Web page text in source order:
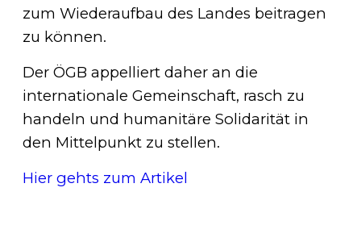
zum Wiederaufbau des Landes beitragen
zu können.
Der ÖGB appelliert daher an die
internationale Gemeinschaft, rasch zu
handeln und humanitäre Solidarität in
den Mittelpunkt zu stellen.
Hier gehts zum Artikel